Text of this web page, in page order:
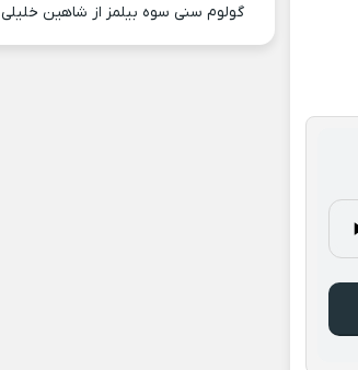
گولوم سنی سوه بیلمز از شاهین خلیلی